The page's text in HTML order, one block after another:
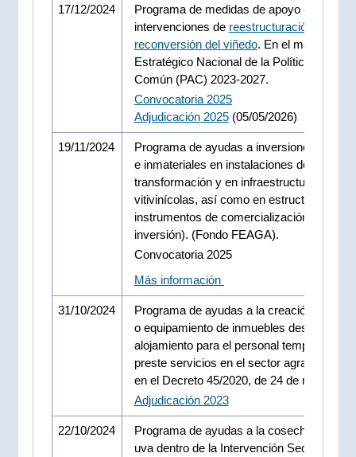
17/12/2024
Programa de medidas de apoyo europeo
intervenciones de reestructuración y
reconversión del viñedo. En el marco del
Estratégico Nacional de la Política Agrícola
Común (PAC) 2023-2027.
Convocatoria 2025
Adjudicación 2025(05/05/2026)
19/11/2024
Programa de ayudas a inversiones
e inmateriales en instalaciones de
transformación y en infraestructuras
vitivinícolas, así como en estructuras e
instrumentos de comercialización (ISV
inversión). (Fondo FEAGA).
Convocatoria 2025
Más información
31/10/2024
Programa de ayudas a la creación,
o equipamiento de inmuebles destinados
alojamiento para el personal temporero
preste servicios en el sector agrario,
en el Decreto 45/2020, de 24 de marzo.
Adjudicación 2023
22/10/2024
Programa de ayudas a la cosecha en
uva dentro de la Intervención Sectorial